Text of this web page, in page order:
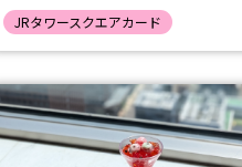
JRタワースクエアカード